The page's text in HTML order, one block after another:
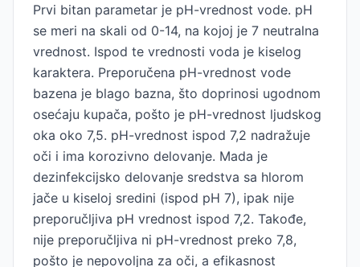
Prvi bitan parametar je pH-vrednost vode. pH
se meri na skali od 0-14, na kojoj je 7 neutralna
vrednost. Ispod te vrednosti voda je kiselog
karaktera. Preporučena pH-vrednost vode
bazena je blago bazna, što doprinosi ugodnom
osećaju kupača, pošto je pH-vrednost ljudskog
oka oko 7,5. pH-vrednost ispod 7,2 nadražuje
oči i ima korozivno delovanje. Mada je
dezinfekcijsko delovanje sredstva sa hlorom
jače u kiseloj sredini (ispod pH 7), ipak nije
preporučljiva pH vrednost ispod 7,2. Takođe,
nije preporučljiva ni pH-vrednost preko 7,8,
pošto je nepovoljna za oči, a efikasnost